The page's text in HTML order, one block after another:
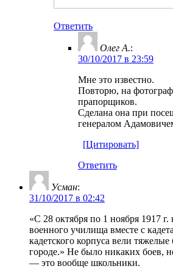
Ответить
Олег А.:
30/10/2017 в 23:59
Мне это известно.
Повторю, на
прапорщиков.
Сделана она при
генералом
[Цитировать]
Ответить
Усман:
31/10/2017 в 02:42
«С 28 октября по 1 ноября 1917
военного училища вместе с
кадетского корпуса вели
городе.» Не было никаких боев,
— это вообще школьники.